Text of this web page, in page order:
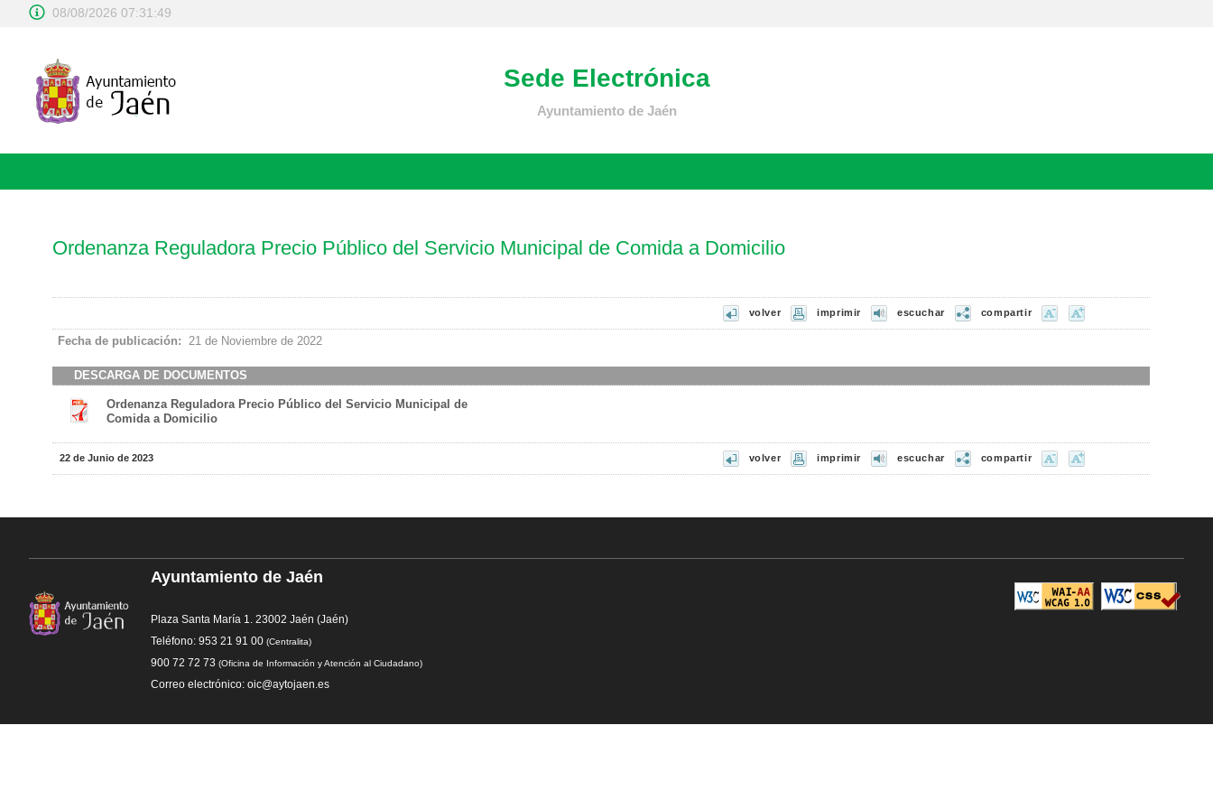
08/08/2026 07:31:49
Sede Electrónica
Ayuntamiento de Jaén
Ordenanza Reguladora Precio Público del Servicio Municipal de Comida a Domicilio
volver imprimir escuchar compartir
Fecha de publicación: 21 de Noviembre de 2022
DESCARGA DE DOCUMENTOS
Ordenanza Reguladora Precio Público del Servicio Municipal de
Comida a Domicilio
22 de Junio de 2023 volver imprimir escuchar compartir
Ayuntamiento de Jaén
Plaza Santa María 1. 23002 Jaén (Jaén)
Teléfono: 953 21 91 00 (Centralita)
900 72 72 73 (Oficina de Información y Atención al Ciudadano)
Correo electrónico: oic@aytojaen.es